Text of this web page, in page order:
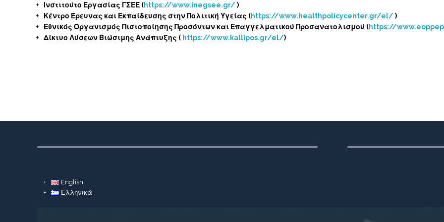
Ινστιτούτο Εργασίας ΓΣΕΕ (https://www.inegsee.gr/)
Κέντρο Έρευνας και Εκπαίδευσης στην Πολιτική Υγείας (https://www.healthpolicycenter.gr/el/)
Εθνικός Οργανισμός Πιστοποίησης Προσόντων και Επαγγελματικού Προσανατολισμού (https://
Δίκτυο Λύσεων Βιώσιμης Ανάπτυξης ( https://www.kallipos.gr/el/)
English
Ελληνικά